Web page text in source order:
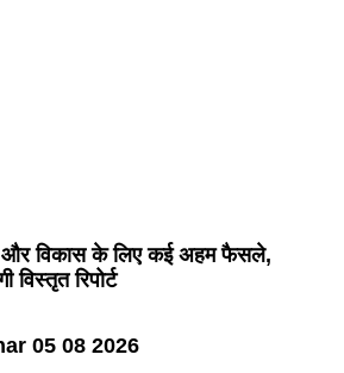
और विकास के लिए कई अहम फैसले,
रिपोर्ट
05 08 2026